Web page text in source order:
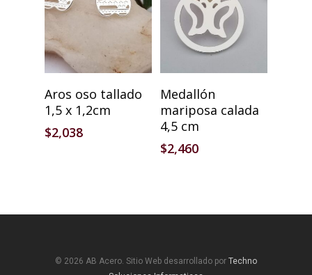
Añadir Al Carrito
Aros oso tallado
1,5 x 1,2cm
$2,038
Añadir Al Carrito
Medallón
mariposa calada
4,5 cm
$2,460
© 2026 AB Acero. Sitio Web desarrollado por Techno